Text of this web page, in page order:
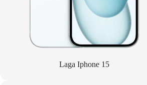
Laga Iphone 15